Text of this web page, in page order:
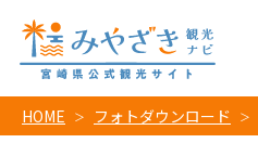
HOME フォトダウンロード